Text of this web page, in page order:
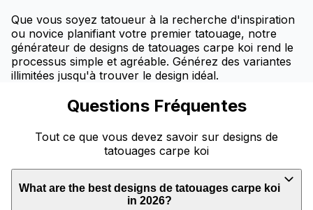
Que vous soyez tatoueur à la recherche d'inspiration
ou novice planifiant votre premier tatouage, notre
générateur de designs de tatouages carpe koi rend le
processus simple et agréable. Générez des variantes
illimitées jusqu'à trouver le design idéal.
Questions Fréquentes
Tout ce que vous devez savoir sur designs de
tatouages carpe koi
What are the best designs de tatouages carpe koi
in 2026?